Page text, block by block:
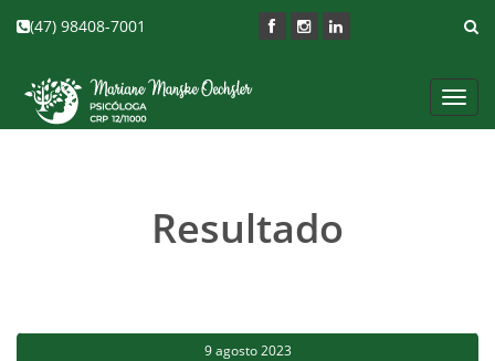
(47) 98408-7001
Resultado
9 agosto 2023